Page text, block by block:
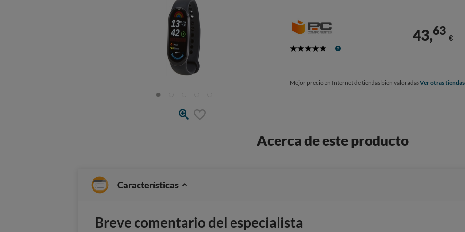
5
43,63
€
Mejor precio en Internet de tiendas bien valoradasVer otras tiendas
Acerca de este producto
Características
Breve comentario del especialista